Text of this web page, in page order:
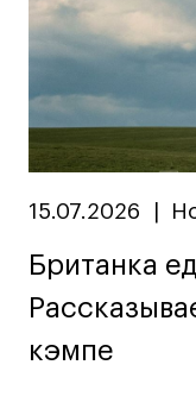
15.07.2026
Британка
кэмпе